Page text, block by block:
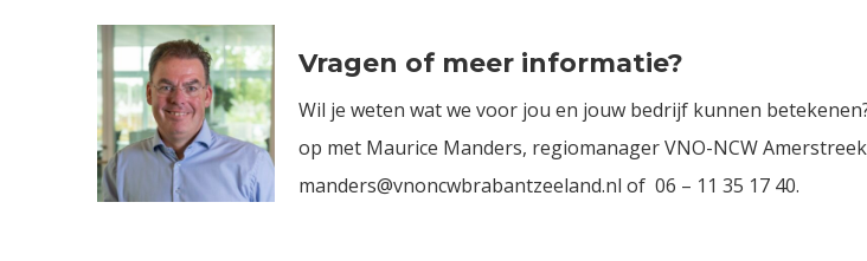
Vragen of meer informatie?
Wil je weten wat we voor jou en jouw bedrijf kunnen
op met Maurice Manders, regiomanager VNO-NCW
manders@vnoncwbrabantzeeland.nl of 06 – 11 35 17 40.